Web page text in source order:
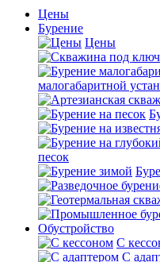
Цены
Бурение
Цены
малогабаритной
песок
Обустройство
С
С